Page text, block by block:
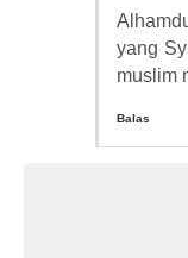
yang
muslim
Balas